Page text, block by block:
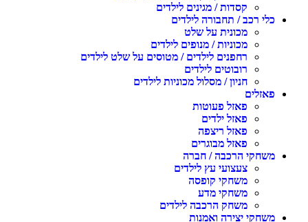
קסדות / מגינים לילדים
כלי רכב / תחבורה לילדים
מכונית על שלט
מכוניות / מנופים לילדים
רחפנים לילדים / מטוסים על שלט לילדים
רובוטים לילדים
חניון / מסלול מכוניות לילדים
פאזלים
פאזל פעוטות
פאזל ילדים
פאזל ריצפה
פאזל מבוגרים
משחקי הרכבה / חברה
צעצועי עץ לילדים
משחקי קופסה
משחקי מדע
משחק הרכבה לילדים
משחקי יצירה ואמנות